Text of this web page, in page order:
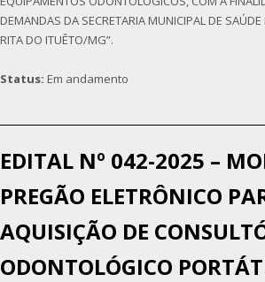
DEMANDAS DA SECRETARIA MUNICIPAL DE
RITA DO ITUÊTO/MG”.
Status: Em andamento
EDITAL Nº 042-2025 –
PREGÃO ELETRÔNICO
AQUISIÇÃO DE
ODONTOLÓGICO